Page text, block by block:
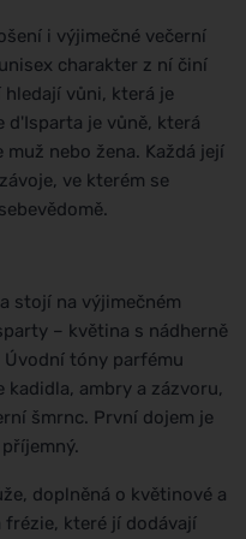
i výjimečné večerní
charakter z ní činí
vůni, která je
d'Isparta je vůně, která
nebo žena. Každá její
ve kterém se
stojí na výjimečném
– květina s nádherně
tóny parfému
ambry a zázvoru,
šmrnc. První dojem je
doplněná o květinové a
které jí dodávají